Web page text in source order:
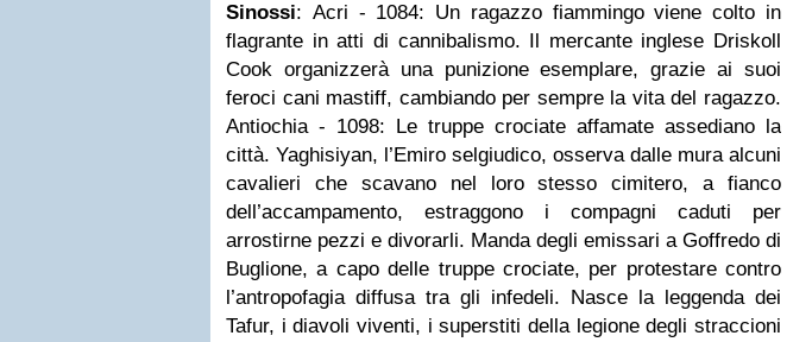
Sinossi: Acri - 1084: Un ragazzo fiammingo viene colto in
flagrante in atti di cannibalismo. Il mercante inglese Driskoll
Cook organizzerà una punizione esemplare, grazie ai suoi
feroci cani mastiff, cambiando per sempre la vita del ragazzo.
Antiochia - 1098: Le truppe crociate affamate assediano la
città. Yaghisiyan, l’Emiro selgiudico, osserva dalle mura alcuni
cavalieri che scavano nel loro stesso cimitero, a fianco
dell’accampamento, estraggono i compagni caduti per
arrostirne pezzi e divorarli. Manda degli emissari a Goffredo di
Buglione, a capo delle truppe crociate, per protestare contro
l’antropofagia diffusa tra gli infedeli. Nasce la leggenda dei
Tafur, i diavoli viventi, i superstiti della legione degli straccioni